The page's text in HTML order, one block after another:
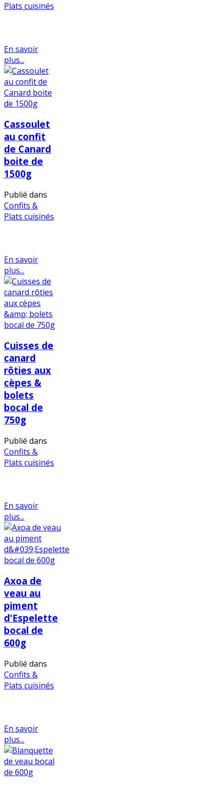
Plats cuisinés
En savoir
plus...
Cassoulet
au confit
de Canard
boite de
1500g
Publié dans
Confits &
Plats cuisinés
En savoir
plus...
Cuisses de
canard
rôties aux
cèpes &
bolets
bocal de
750g
Publié dans
Confits &
Plats cuisinés
En savoir
plus...
Axoa de
veau au
piment
d'Espelette
bocal de
600g
Publié dans
Confits &
Plats cuisinés
En savoir
plus...